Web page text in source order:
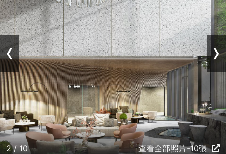
2 / 10 查看全部照片-10張
‹ ›